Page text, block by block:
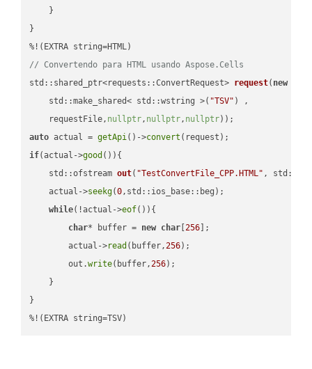
    }
}
// Convertendo para HTML usando Aspose.Cells
std::shared_ptr<requests::ConvertRequest> request( new
    std::make_shared< std::wstring >(
"TSV" ) ,
    requestFile,
nullptr, nullptr, nullptr))
auto actual = getApi()->convert
if(actual->good ()){
std::ofstream out( "TestConvertFile_CPP.HTML" ,
    actual->
seekg(0,std::ios_base::beg);
while(!actual->eof()){
char* buffer = new char [256 ];
        actual->
read (buffer,256);
        out.
write(buffer,256);
    }
}
%!(EXTRA string=TSV)